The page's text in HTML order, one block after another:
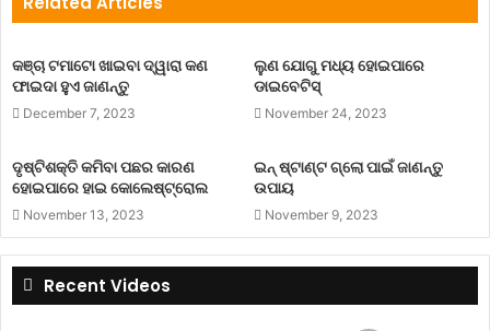
କରନ୍ତୁ । ଓମ୍ ନମଃ ଶିବାୟ ମନ୍ତ୍ର ଜପ କରନ୍ତୁ । ଝିଅମାନେ ପାଦରେ ରୂପା
ଧାତୁରେ ମୋଟା ପାଉଁଜି ପିନ୍ଧନ୍ତୁ ଓ ବିବାହୀତନାରୀ ମଧ୍ୟମ ଆଙ୍ଗୁଠିରେ ରୂପା
ଧାତୁରେ ଝୁଣ୍ଟିକା ପିନ୍ଧନ୍ତୁ । ଚନ୍ଦ୍ର ଶୀତଳ ରହିବେ ଆପଣଙ୍କ ମାନସିକ
ସ୍ଥିତି ଭଲ ରହିବ ।
କଞ୍ଚା ଟମାଟୋ ଖାଇବା ଦ୍ୱାରା କଣ
ଫାଇଦା ହୁଏ ଜାଣନ୍ତୁ
December 7, 2023
ଲୁଣ ଯୋଗୁ ମଧ୍ୟ ହୋଇପାରେ
ଡାଇବେଟିସ୍
November 24, 2023
ଦୃଷ୍ଟିଶକ୍ତି କମିବା ପଛର କାରଣ
ହୋଇପାରେ ହାଇ କୋଲେଷ୍ଟ୍ରୋଲ
November 13, 2023
ଇନ୍ ଷ୍ଟାଣ୍ଟ ଗ୍ଲୋ ପାଇଁ ଜାଣନ୍ତୁ
ଉପାୟ
November 9, 2023
Recent Videos